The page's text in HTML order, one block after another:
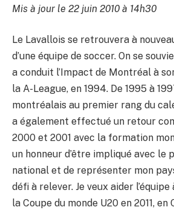
Mis à jour le 22 juin 2010 à 14h30
Le Lavallois se retrouvera à
d’une équipe de soccer. On se
a conduit l’Impact de Montréal à
la A-League, en 1994. De 1995 à
montréalais au premier rang du
a également effectué un retour
2000 et 2001 avec la formation
un honneur d’être impliqué avec le
national et de représenter mon
défi à relever. Je veux aider
la Coupe du monde U20 en 2011, en